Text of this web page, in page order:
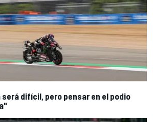
difícil, pero pensar en el podio